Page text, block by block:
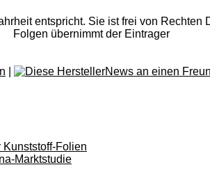
entspricht. Sie ist frei von
Folgen übernimmt der Eintrager
Folien
Marktstudie